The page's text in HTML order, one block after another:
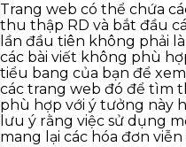
Trang web có thể chứa
thu thập RD và bắt đầu
lần đầu tiên không phải
các bài viết không phù
tiểu bang của bạn để
các trang web đó để tìm
phù hợp với ý tưởng này
lưu ý rằng việc sử dụng
mang lại các hóa đơn